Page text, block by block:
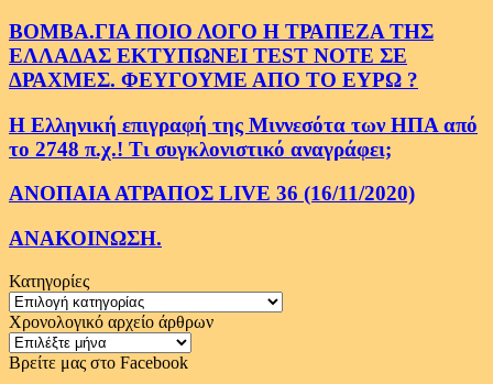
ΒΟΜΒΑ.ΓΙΑ ΠΟΙΟ ΛΟΓΟ Η ΤΡΑΠΕΖΑ ΤΗΣ
ΕΛΛΑΔΑΣ ΕΚΤΥΠΩΝΕΙ TEST NOTE ΣΕ
ΔΡΑΧΜΕΣ. ΦΕΥΓΟΥΜΕ ΑΠΟ ΤΟ ΕΥΡΩ ?
Η Ελληνική επιγραφή της Μιννεσότα των ΗΠΑ από
το 2748 π.χ.! Τι συγκλονιστικό αναγράφει;
ΑΝΟΠΑΙΑ ΑΤΡΑΠΟΣ LIVE 36 (16/11/2020)
ΑΝΑΚΟΙΝΩΣΗ.
Κατηγορίες
Κατηγορίες
Χρονολογικό αρχείο άρθρων
Χρονολογικό
αρχείο
Βρείτε μας στο Facebook